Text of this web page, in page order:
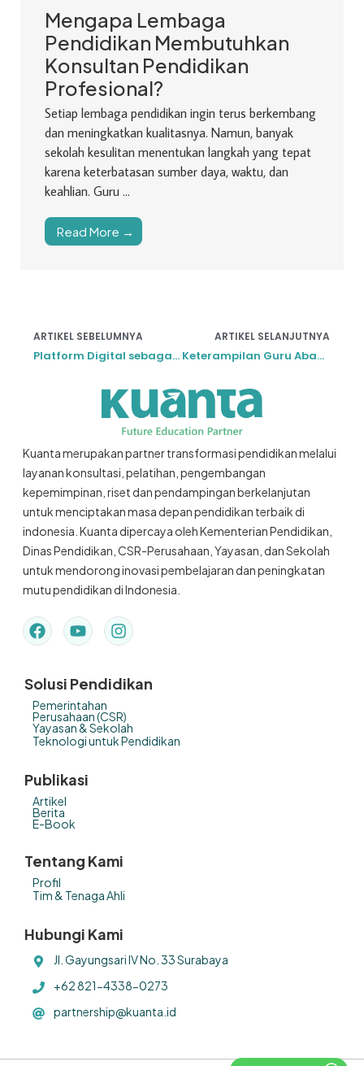
Mengapa Lembaga
Pendidikan Membutuhkan
Konsultan Pendidikan
Profesional?
Setiap lembaga pendidikan ingin terus berkembang
dan meningkatkan kualitasnya. Namun, banyak
sekolah kesulitan menentukan langkah yang tepat
karena keterbatasan sumber daya, waktu, dan
keahlian. Guru ...
Read More →
ARTIKEL SEBELUMNYA
Platform Digital sebagai Jantung Sekolah Modern
ARTIKEL SELANJUTNYA
Keterampilan Guru Abad 21 sebagai Pilar Inovasi Pendidikan
Kuanta merupakan partner transformasi pendidikan melalui
layanan konsultasi, pelatihan, pengembangan
kepemimpinan, riset dan pendampingan berkelanjutan
untuk menciptakan masa depan pendidikan terbaik di
indonesia. Kuanta dipercaya oleh Kementerian Pendidikan,
Dinas Pendidikan, CSR-Perusahaan, Yayasan, dan Sekolah
untuk mendorong inovasi pembelajaran dan peningkatan
mutu pendidikan di Indonesia.
Solusi Pendidikan
Pemerintahan
Perusahaan (CSR)
Yayasan & Sekolah
Teknologi untuk Pendidikan
Publikasi
Artikel
Berita
E-Book
Tentang Kami
Profil
Tim & Tenaga Ahli
Hubungi Kami
Jl. Gayungsari IV No. 33 Surabaya
+62 821-4338-0273
partnership@kuanta.id